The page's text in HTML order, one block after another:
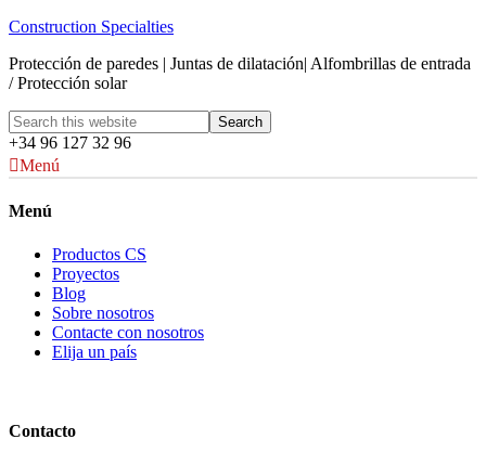
Construction Specialties
Protección de paredes | Juntas de dilatación| Alfombrillas de entrada
/ Protección solar
+34 96 127 32 96
Menú
Menú
Productos CS
Proyectos
Blog
Sobre nosotros
Contacte con nosotros
Elija un país
Contacto